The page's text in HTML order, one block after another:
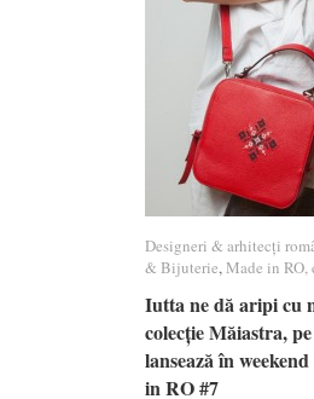
Designeri & arhitecți
& Bijuterie,Made in RO,
Iutta ne dă aripi cu
colecție Măiastra,
lansează în
in RO #7
Designeri & arhitecți
& Bijuterie Made in RO,
Iutta ne dă aripi cu
colecție Măiastra,
lansează în
in RO #7